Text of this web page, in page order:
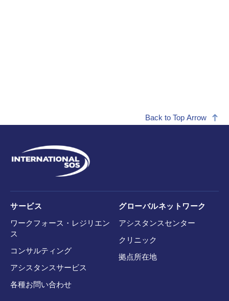
Back to Top Arrow
サービス
ワークフォース・レジリエン
ス
コンサルティング
アシスタンスサービス
各種お問い合わせ
グローバルネットワーク
アシスタンスセンター
クリニック
拠点所在地